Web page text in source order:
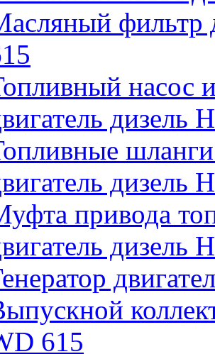
фильтр
насос
дизель
дизель
привода
дизель
615